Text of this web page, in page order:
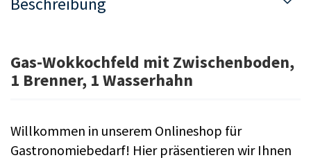
Gas-Wokkochfeld mit Zwischenboden,
1 Brenner, 1 Wasserhahn
Willkommen in unserem Onlineshop für
Gastronomiebedarf! Hier präsentieren wir Ihnen